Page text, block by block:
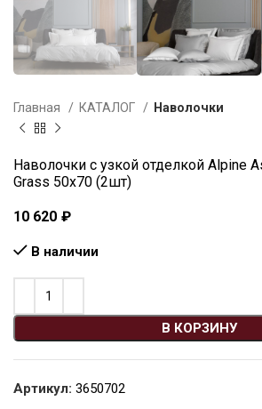
Главная КАТАЛОГ Наволочки
Наволочки с узкой отделкой Alpine
Grass 50х70 (2шт)
10 620 ₽
В наличии
В КОРЗИНУ
Артикул: 3650702